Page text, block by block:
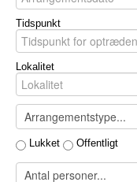
Tidspunkt
Lokalitet
Lukket Offentligt